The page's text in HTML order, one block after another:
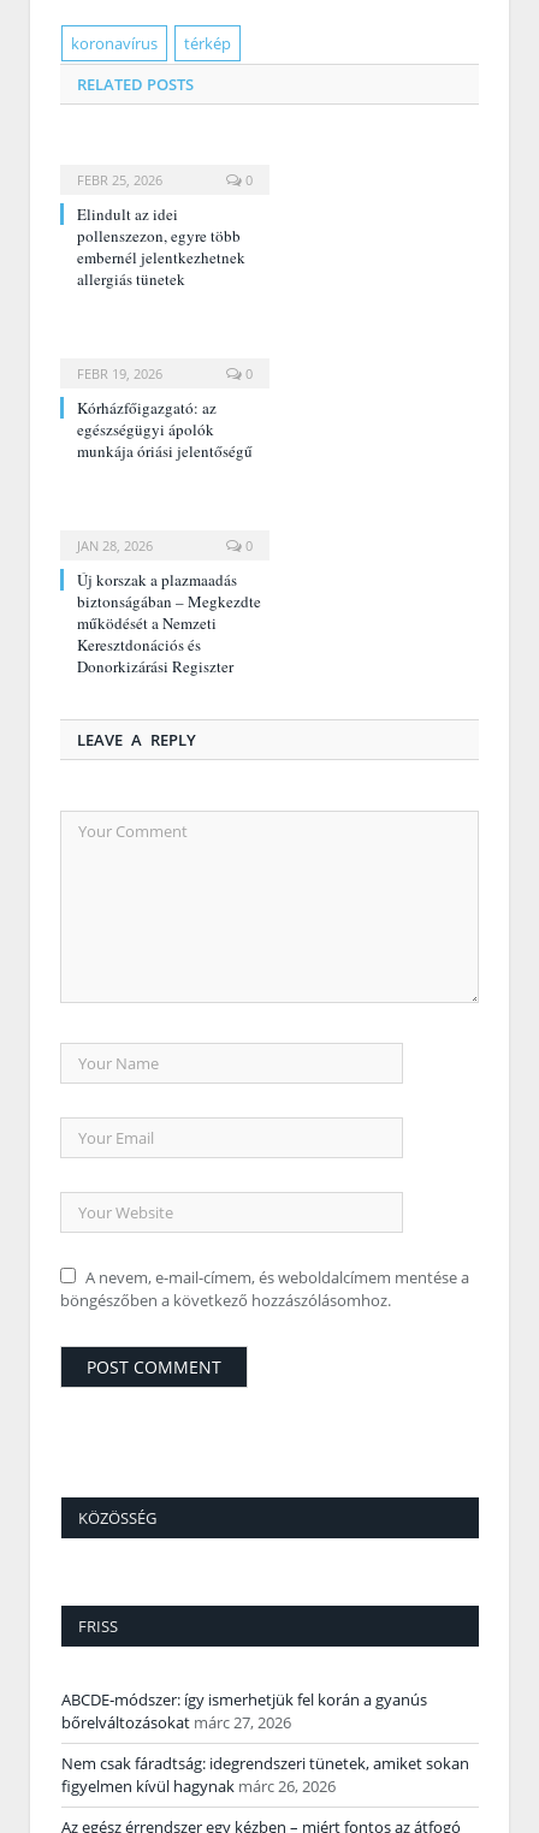
koronavírus
térkép
RELATED POSTS
FEBR 25, 2026 0
Elindult az idei
pollenszezon, egyre több
embernél jelentkezhetnek
allergiás tünetek
FEBR 19, 2026 0
Kórházfőigazgató: az
egészségügyi ápolók
munkája óriási jelentőségű
JAN 28, 2026 0
Új korszak a plazmaadás
biztonságában – Megkezdte
működését a Nemzeti
Keresztdonációs és
Donorkizárási Regiszter
LEAVE A REPLY
A nevem, e-mail-címem, és weboldalcímem mentése a
böngészőben a következő hozzászólásomhoz.
KÖZÖSSÉG
FRISS
ABCDE‑módszer: így ismerhetjük fel korán a gyanús
bőrelváltozásokat márc 27, 2026
Nem csak fáradtság: idegrendszeri tünetek, amiket sokan
figyelmen kívül hagynak márc 26, 2026
Az egész érrendszer egy kézben – miért fontos az átfogó